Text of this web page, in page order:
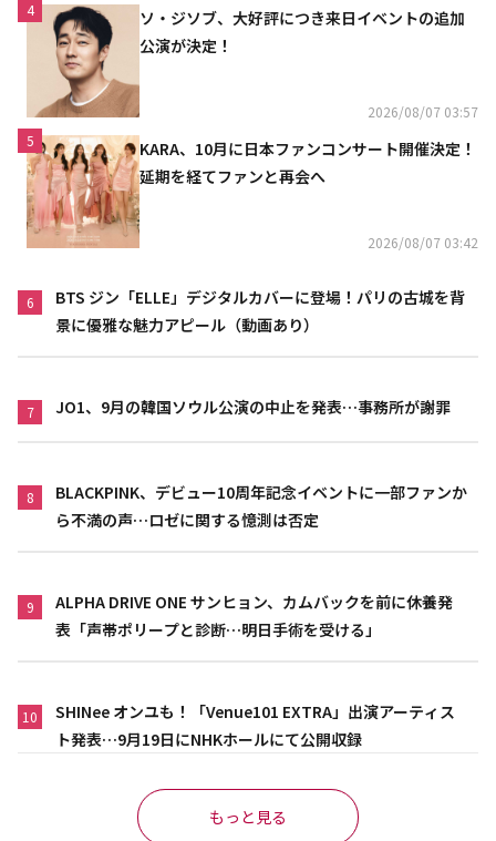
4
ソ・ジソブ、大好評につき来日イベントの追加
公演が決定！
2026/08/07 03:57
5
KARA、10月に日本ファンコンサート開催決定！
延期を経てファンと再会へ
2026/08/07 03:42
6
BTS ジン「ELLE」デジタルカバーに登場！パリの古城を背
景に優雅な魅力アピール（動画あり）
7 JO1、9月の韓国ソウル公演の中止を発表…事務所が謝罪
8
BLACKPINK、デビュー10周年記念イベントに一部ファンか
ら不満の声…ロゼに関する憶測は否定
9
ALPHA DRIVE ONE サンヒョン、カムバックを前に休養発
表「声帯ポリープと診断…明日手術を受ける」
10
SHINee オンユも！「Venue101 EXTRA」出演アーティス
ト発表…9月19日にNHKホールにて公開収録
もっと見る